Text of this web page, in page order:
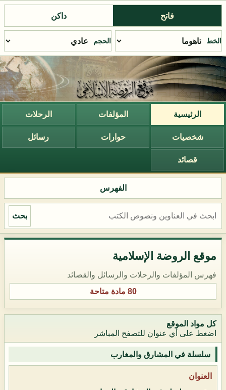
فاتح داكن
الخط الحجم
الرئيسية المؤلفات الرحلات
شخصيات حوارات رسائل
قصائد
الفهرس
بحث
موقع الروضة الإسلامية
فهرس المؤلفات والرحلات والرسائل والقصائد
80 مادة متاحة
كل مواد الموقع
اضغط على أي عنوان للتصفح المباشر
سلسلة في المشارق والمغارب